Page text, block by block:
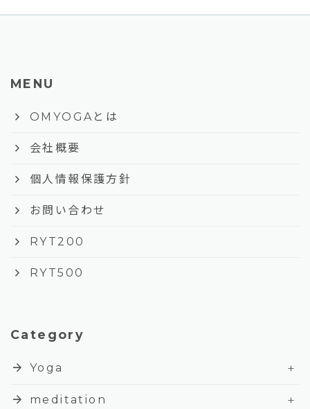
MENU
keyboard_arrow_right OMYOGAとは
keyboard_arrow_right 会社概要
keyboard_arrow_right 個人情報保護方針
keyboard_arrow_right お問い合わせ
keyboard_arrow_right RYT200
keyboard_arrow_right RYT500
Category
arrow_forward Yoga
+
arrow_forward
meditation
+